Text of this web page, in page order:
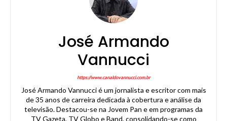
José Armando
Vannucci
https://www.canaldovannucci.com.br
José Armando Vannucci é um jornalista e escritor com mais
de 35 anos de carreira dedicada à cobertura e análise da
televisão. Destacou-se na Jovem Pan e em programas da
TV Gazeta, TV Globo e Band, consolidando-se como